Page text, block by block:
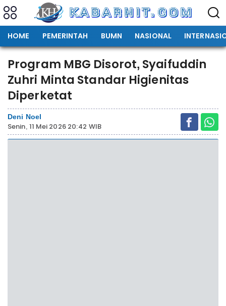
HOME PEMERINTAH BUMN NASIONAL
Program MBG Disorot, Syaifuddin
Zuhri Minta Standar Higienitas
Diperketat
Deni Noel
Senin, 11 Mei 2026 20:42 WIB